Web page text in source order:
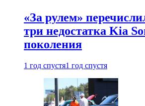
«За рулем»
три недостатка Kia
поколения
1 год спустя1 год спустя